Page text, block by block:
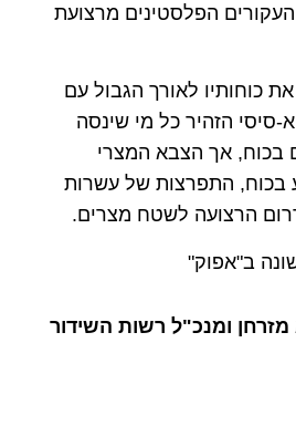
הפלסטינים מרצועת
כוחותיו לאורך הגבול עם
סיסי הזהיר כל מי שינסה
בכוח, אך הצבא המצרי
בכוח, התפרצות של עשרות
הרצועה לשטח מצרים.
ב"אפוק"
ומנכ"ל רשות השידור